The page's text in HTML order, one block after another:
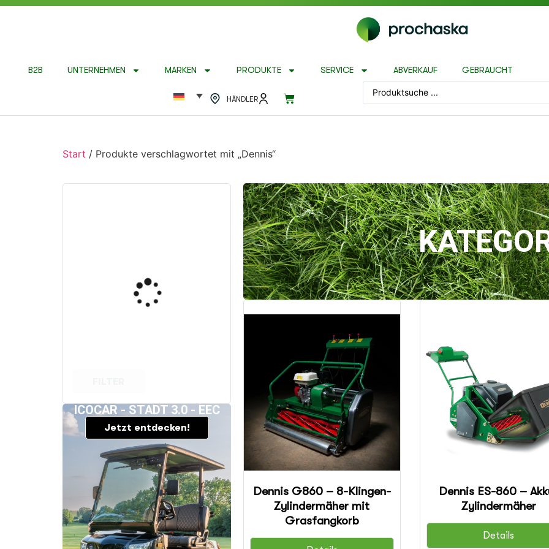
B2B UNTERNEHMEN MARKEN PRODUKTE SERVICE ABVERKAUF GEBRAUCHT
HÄNDLER
Start / Produkte verschlagwortet mit „Dennis“
ICOCAR - STADT 3.0 - EEC
Jetzt entdecken!
Dennis G860 – 8-Klingen-
Zylindermäher mit
Grasfangkorb
Dennis ES-860 –
Zylindermäher
Details